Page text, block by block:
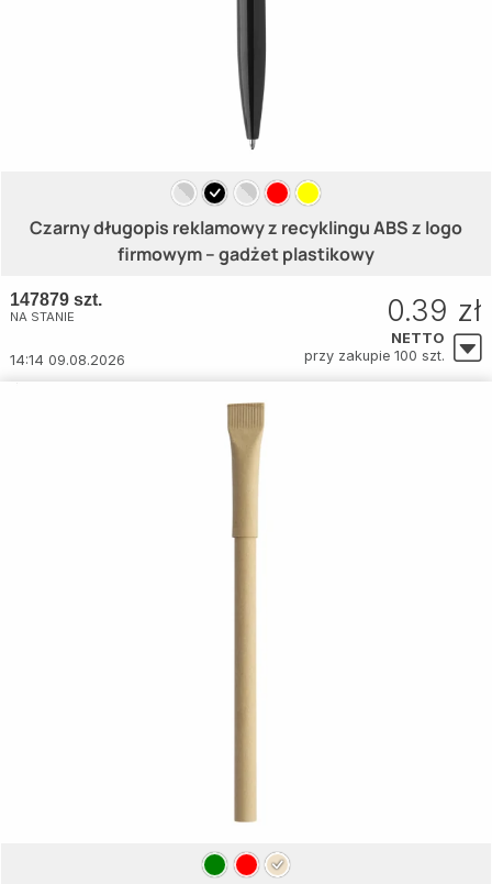
Czarny długopis reklamowy z recyklingu ABS z logo
firmowym – gadżet plastikowy
147879 szt.
NA STANIE
14:14 09.08.2026
0.39 zł
NETTO
przy zakupie 100 szt.